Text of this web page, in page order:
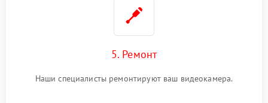
5. Ремонт
Наши специалисты ремонтируют ваш видеокамера.